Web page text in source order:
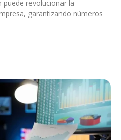
revolucionar la
garantizando números